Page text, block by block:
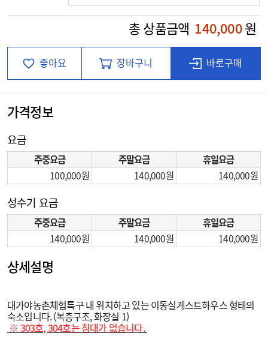
총 상품금액 140,000원
좋아요 장바구니 바로구매
가격정보
요금
주중요금 주말요금
휴일요금
100,000
140,000 140,000
성수기 요금
주중요금 주말요금
휴일요금
140,000
140,000 140,000
상세설명
대가야농촌체험특구 내 위치하고 있는 이동실게스트하우스 형태의
숙소입니다. (복층구조, 화장실 1)
※ 303호, 304호는 침대가 없습니다.